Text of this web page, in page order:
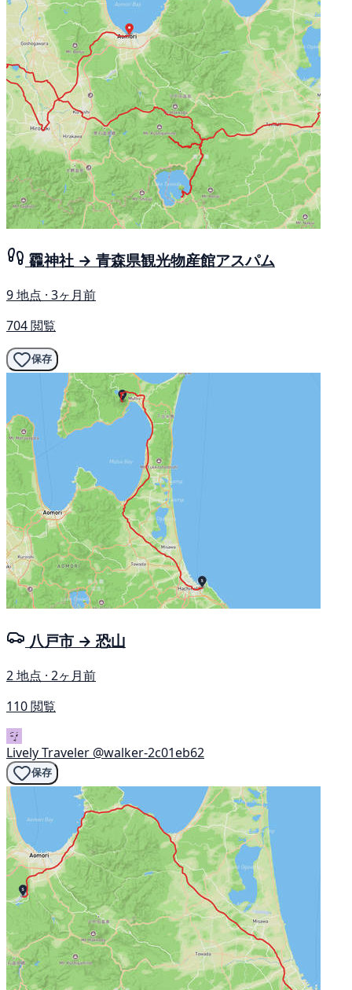
龗神社 → 青森県観光物産館アスパム
9 地点 · 3ヶ月前
704 閲覧
保存
八戸市 → 恐山
2 地点 · 2ヶ月前
110 閲覧
Lively Traveler @walker-2c01eb62
保存